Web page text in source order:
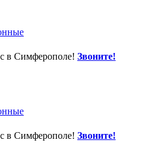
в Симферополе! Звоните!
в Симферополе! Звоните!